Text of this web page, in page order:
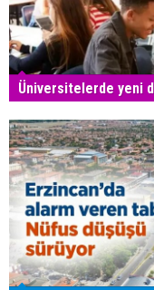
Üniversitelerde yeni